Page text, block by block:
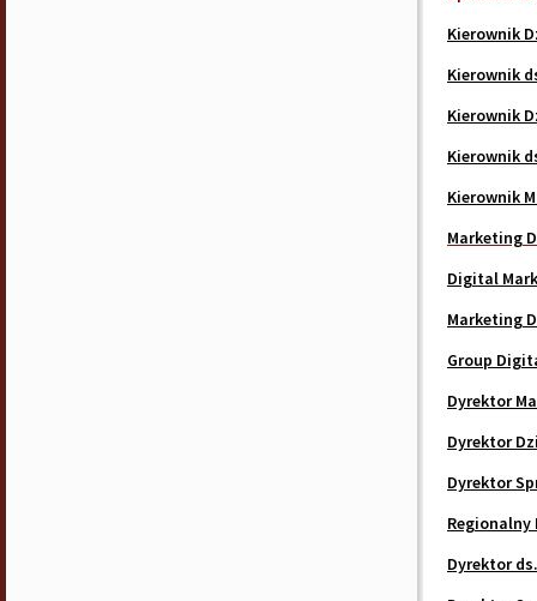
Kierownik
Kierownik
Kierownik
Kierownik
Kierownik
Marketing
Digital
Marketing
Group
Dyrektor
Dyrektor
Dyrektor
Regionalny
Dyrektor